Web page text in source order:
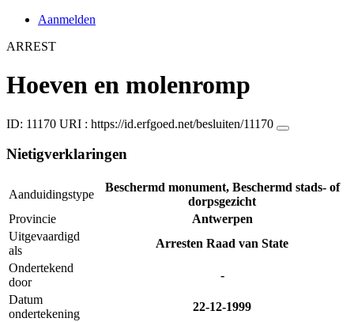
Aanmelden
ARREST
Hoeven en molenromp
ID: 11170 URI : https://id.erfgoed.net/besluiten/11170
Nietigverklaringen
Aanduidingstype
Beschermd monument, Beschermd stads- of
dorpsgezicht
Provincie
Antwerpen
Uitgevaardigd
als
Arresten Raad van State
Ondertekend
door
-
Datum
ondertekening
22-12-1999